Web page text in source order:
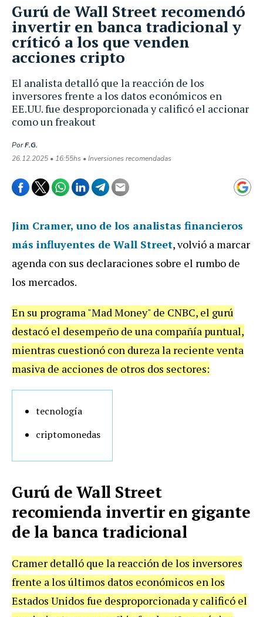
El analista detalló que la reacción de los
inversores frente a los datos económicos en
EE.UU. fue desproporcionada y calificó el accionar
como un freakout
PorF.G.
26.12.2025 • 16:55hs • Inversiones recomendadas
Gurú de Wall Street recomendó
invertir en banca tradicional y
críticó a los que venden
acciones cripto
Jim Cramer, uno de los analistas financieros
más influyentes de Wall Street, volvió a marcar
agenda con sus declaraciones sobre el rumbo de
los mercados.
En su programa "Mad Money" de CNBC, el gurú
destacó el desempeño de una compañía puntual,
mientras cuestionó con dureza la reciente venta
masiva de acciones de otros dos sectores:
tecnología
criptomonedas
Gurú de Wall Street
recomienda invertir en gigante
de la banca tradicional
Cramer detalló que la reacción de los inversores
frente a los últimos datos económicos en los
Estados Unidos fue desproporcionada y calificó el